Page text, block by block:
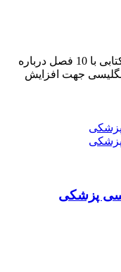
مجموعه نکات و درسنامه ها در قالب یک کتابی با 10 فصل درباره
انگلیسی جهت افزایش
پزشکی